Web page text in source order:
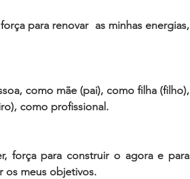
para renovar  as minhas energias,
como mãe (pai), como filha (filho),
como profissional.
força para construir o agora e para
os meus objetivos.